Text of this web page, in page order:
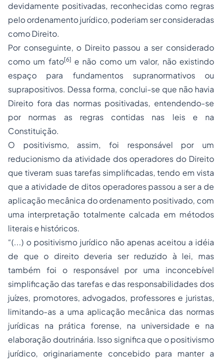
devidamente positivadas, reconhecidas como regras
pelo ordenamento jurídico, poderiam ser consideradas
como Direito.
Por conseguinte, o Direito passou a ser considerado
como um fato[6] e não como um valor, não existindo
espaço para fundamentos supranormativos ou
suprapositivos. Dessa forma, conclui-se que não havia
Direito fora das normas positivadas, entendendo-se
por normas as regras contidas nas leis e na
Constituição.
O positivismo, assim, foi responsável por um
reducionismo da atividade dos operadores do Direito
que tiveram suas tarefas simplificadas, tendo em vista
que a atividade de ditos operadores passou a ser a de
aplicação mecânica do ordenamento positivado, com
uma interpretação totalmente calcada em métodos
literais e históricos.
“(...) o positivismo jurídico não apenas aceitou a idéia
de que o direito deveria ser reduzido à lei, mas
também foi o responsável por uma inconcebível
simplificação das tarefas e das responsabilidades dos
juízes, promotores, advogados, professores e juristas,
limitando-as a uma aplicação mecânica das normas
jurídicas na prática forense, na universidade e na
elaboração doutrinária. Isso significa que o positivismo
jurídico, originariamente concebido para manter a